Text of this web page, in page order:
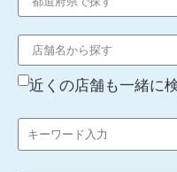
近くの店舗も一緒に